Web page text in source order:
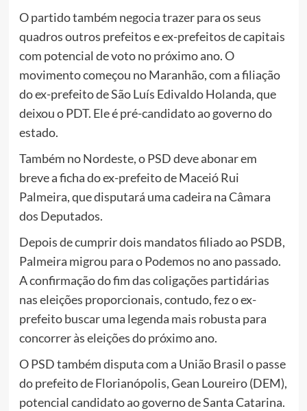
O partido também negocia trazer para os seus
quadros outros prefeitos e ex-prefeitos de capitais
com potencial de voto no próximo ano. O
movimento começou no Maranhão, com a filiação
do ex-prefeito de São Luís Edivaldo Holanda, que
deixou o PDT. Ele é pré-candidato ao governo do
estado.
Também no Nordeste, o PSD deve abonar em
breve a ficha do ex-prefeito de Maceió Rui
Palmeira, que disputará uma cadeira na Câmara
dos Deputados.
Depois de cumprir dois mandatos filiado ao PSDB,
Palmeira migrou para o Podemos no ano passado.
A confirmação do fim das coligações partidárias
nas eleições proporcionais, contudo, fez o ex-
prefeito buscar uma legenda mais robusta para
concorrer às eleições do próximo ano.
O PSD também disputa com a União Brasil o passe
do prefeito de Florianópolis, Gean Loureiro (DEM),
potencial candidato ao governo de Santa Catarina.